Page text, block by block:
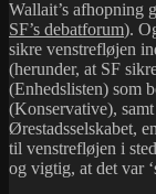
Wallait’s afhopning
SF’s debatforum).
sikre venstrefløjen
(herunder, at SF
(Enhedslisten) som
(Konservative),
Ørestadsselskabet,
til venstrefløjen i
og vigtig, at det var